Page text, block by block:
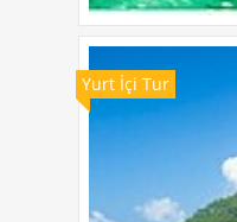
Yurt İçi Tur